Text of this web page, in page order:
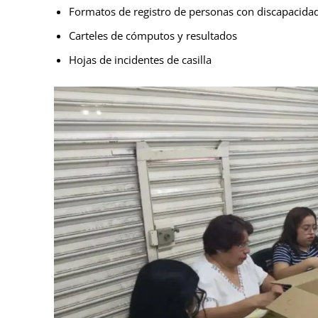
Formatos de registro de personas con
Carteles de cómputos y resultados
Hojas de incidentes de casilla